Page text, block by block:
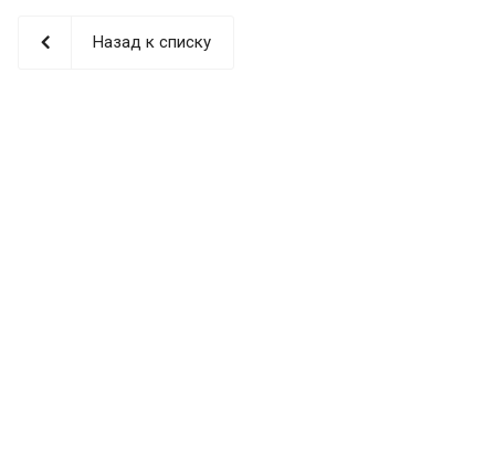
Назад к списку